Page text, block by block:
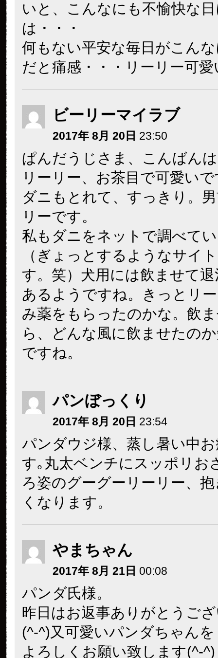
いと、こんなにも不愉快な
は・・・
何もない平安な毎日がこん
だと痛感・・・リーリー可愛
ビーリーマイラブ
2017年 8月 20日 23:50
ぱんだうじさま、こんばん
リーリー、お茶目で可愛い
ダニもとれて、すっきり。
リーです。
私もダニをネットで調べて
（ぎょっとするようなサイ
す。笑）犬用には飲ませて
あるようですね。きっとリ
み薬をもらったのかな。飲
ら、どんな風に飲ませたの
ですね。
パンぼっくり
2017年 8月 20日 23:54
パンダウジ様、蒸し暑い中
す｡丸太ベンチにスッポリお
ろ姿のグーグーリーリー、
くなります。
やまちゃん
2017年 8月 21日 00:08
パンダ氏様。
昨日はお返事ありがとうご
(^-^)又可愛いパンダちゃんを
よろしくお願い致します(^-^)